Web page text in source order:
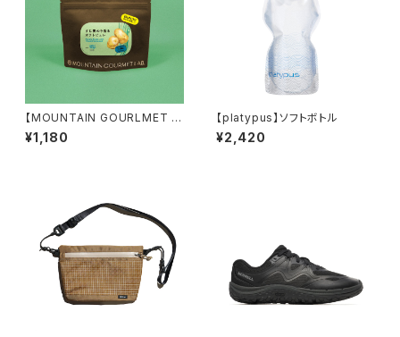
【MOUNTAIN GOURLMET L
AB.】すじ青のり香るポテトピュ
レ（27年2月）
¥1,180
【platypus】ソフトボトル
¥2,420